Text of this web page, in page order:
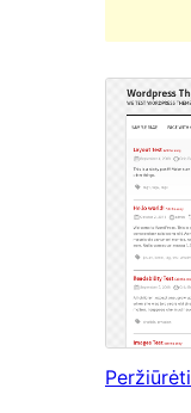
Peržiūrėti